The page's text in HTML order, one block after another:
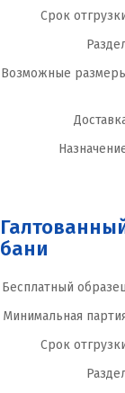
Срок
Возможные
бани
Бесплатный
Минимальная
Срок